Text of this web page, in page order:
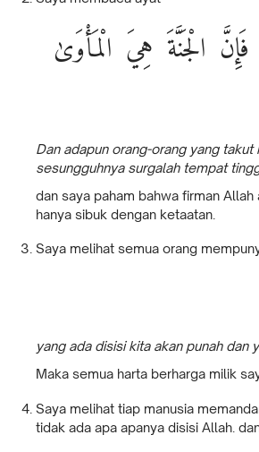
مَقَامَ رَبِّهِ وَنَهَى النَّفْسَ عَنِ الْهَوَىٰ ﴿٤٠﴾ فَإِنَّ الْجَنَّةَ هِيَ الْمَأْوَىٰ
Dan adapun orang-orang yang
sesungguhnya surgalah tempat
dan saya paham bahwa firman
hanya sibuk dengan ketaatan.
Saya melihat semua orang
yang ada disisi kita akan punah dan
Maka semua harta berharga milik
Saya melihat tiap manusia
tidak ada apa apanya disisi Allah.